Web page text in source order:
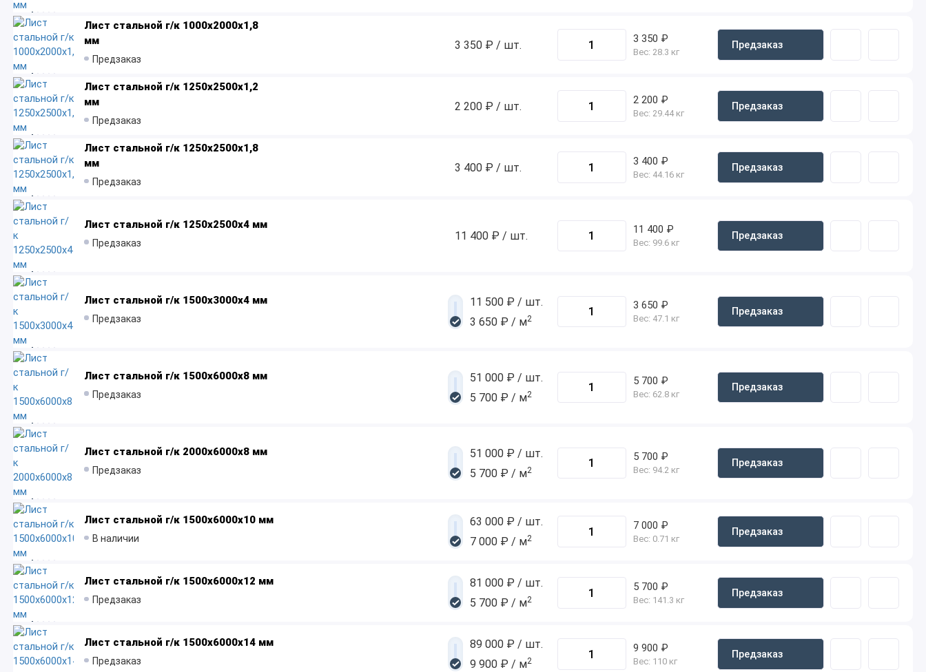
Лист стальной г/к 1000х2000х1,8
мм
Предзаказ
3 350 ₽ / шт.
3 350 ₽
Вес: 28.3 кг
Предзаказ
Лист стальной г/к 1250х2500х1,2
мм
Предзаказ
2 200 ₽ / шт.
2 200 ₽
Вес: 29.44 кг
Предзаказ
Лист стальной г/к 1250х2500х1,8
мм
Предзаказ
3 400 ₽ / шт.
3 400 ₽
Вес: 44.16 кг
Предзаказ
Лист стальной г/к 1250х2500х4 мм
Предзаказ
11 400 ₽ / шт.
11 400 ₽
Вес: 99.6 кг
Предзаказ
Лист стальной г/к 1500x3000x4 мм
Предзаказ
11 500 ₽ / шт.
3 650 ₽ / м2
3 650 ₽
Вес: 47.1 кг
Предзаказ
Лист стальной г/к 1500x6000х8 мм
Предзаказ
51 000 ₽ / шт.
5 700 ₽ / м2
5 700 ₽
Вес: 62.8 кг
Предзаказ
Лист стальной г/к 2000х6000х8 мм
Предзаказ
51 000 ₽ / шт.
5 700 ₽ / м2
5 700 ₽
Вес: 94.2 кг
Предзаказ
Лист стальной г/к 1500x6000х10 мм
В наличии
63 000 ₽ / шт.
7 000 ₽ / м2
7 000 ₽
Вес: 0.71 кг
Предзаказ
Лист стальной г/к 1500x6000x12 мм
Предзаказ
81 000 ₽ / шт.
5 700 ₽ / м2
5 700 ₽
Вес: 141.3 кг
Предзаказ
Лист стальной г/к 1500x6000х14 мм
Предзаказ
89 000 ₽ / шт.
9 900 ₽ / м2
9 900 ₽
Вес: 110 кг
Предзаказ